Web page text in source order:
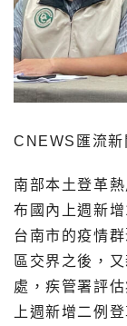
CNEWS匯流新
南部本土登革
布國內上週新
台南市的疫情
區交界之後，
處，疾管署評
上週新增二例